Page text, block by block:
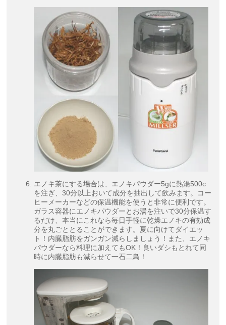
エノキ茶にする場合は、エノキパウダー5gに熱湯500c
を注ぎ、30分以上おいて成分を抽出して飲みます。コー
ヒーメーカーなどの保温機能を使うと非常に便利です。
ガラス容器にエノキパウダーとお湯を注いで30分保温す
るだけ、本当にこれなら毎日手軽に乾燥エノキの有効成
分を丸ごととることができます。夏に向けてダイエッ
ト！内臓脂肪をガンガン減らしましょう！また、エノキ
パウダーなら料理に加えてもOK！良いダシもとれて同
時に内臓脂肪も減らせて一石二鳥！